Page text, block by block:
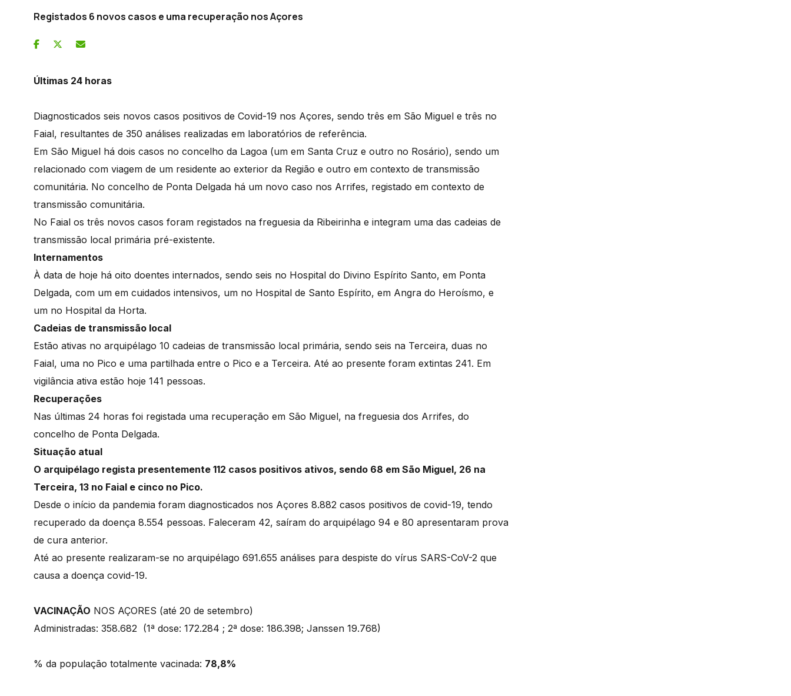
Registados 6 novos casos e uma recuperação nos Açores
Últimas 24 horas
Diagnosticados seis novos casos positivos de Covid-19 nos Açores, sendo três em São Miguel e três no
Faial, resultantes de 350 análises realizadas em laboratórios de referência.
Em São Miguel há dois casos no concelho da Lagoa (um em Santa Cruz e outro no Rosário), sendo um
relacionado com viagem de um residente ao exterior da Região e outro em contexto de transmissão
comunitária. No concelho de Ponta Delgada há um novo caso nos Arrifes, registado em contexto de
transmissão comunitária.
No Faial os três novos casos foram registados na freguesia da Ribeirinha e integram uma das cadeias de
transmissão local primária pré-existente.
Internamentos
À data de hoje há oito doentes internados, sendo seis no Hospital do Divino Espírito Santo, em Ponta
Delgada, com um em cuidados intensivos, um no Hospital de Santo Espírito, em Angra do Heroísmo, e
um no Hospital da Horta.
Cadeias de transmissão local
Estão ativas no arquipélago 10 cadeias de transmissão local primária, sendo seis na Terceira, duas no
Faial, uma no Pico e uma partilhada entre o Pico e a Terceira. Até ao presente foram extintas 241. Em
vigilância ativa estão hoje 141 pessoas.
Recuperações
Nas últimas 24 horas foi registada uma recuperação em São Miguel, na freguesia dos Arrifes, do
concelho de Ponta Delgada.
Situação atual
O arquipélago regista presentemente 112 casos positivos ativos, sendo 68 em São Miguel, 26 na
Terceira, 13 no Faial e cinco no Pico.
Desde o início da pandemia foram diagnosticados nos Açores 8.882 casos positivos de covid-19, tendo
recuperado da doença 8.554 pessoas. Faleceram 42, saíram do arquipélago 94 e 80 apresentaram prova
de cura anterior.
Até ao presente realizaram-se no arquipélago 691.655 análises para despiste do vírus SARS-CoV-2 que
causa a doença covid-19.
VACINAÇÃO NOS AÇORES (até 20 de setembro)
Administradas: 358.682 (1ª dose: 172.284 ; 2ª dose: 186.398; Janssen 19.768)
% da população totalmente vacinada: 78,8%